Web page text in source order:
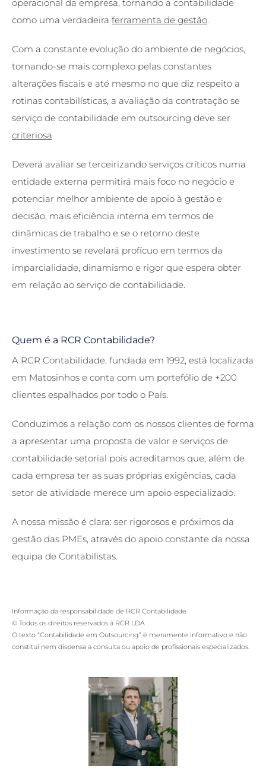
operacional da empresa, tornando a contabilidade
como uma verdadeira ferramenta de gestão.
Com a constante evolução do ambiente de negócios,
tornando-se mais complexo pelas constantes
alterações fiscais e até mesmo no que diz respeito a
rotinas contabilísticas, a avaliação da contratação se
serviço de contabilidade em outsourcing deve ser
criteriosa.
Deverá avaliar se terceirizando serviços críticos numa
entidade externa permitirá mais foco no negócio e
potenciar melhor ambiente de apoio à gestão e
decisão, mais eficiência interna em termos de
dinâmicas de trabalho e se o retorno deste
investimento se revelará profícuo em termos da
imparcialidade, dinamismo e rigor que espera obter
em relação ao serviço de contabilidade.
Quem é a RCR Contabilidade?
A RCR Contabilidade, fundada em 1992, está localizada
em Matosinhos e conta com um portefólio de +200
clientes espalhados por todo o País.
Conduzimos a relação com os nossos clientes de forma
a apresentar uma proposta de valor e serviços de
contabilidade setorial pois acreditamos que, além de
cada empresa ter as suas próprias exigências, cada
setor de atividade merece um apoio especializado.
A nossa missão é clara: ser rigorosos e próximos da
gestão das PMEs, através do apoio constante da nossa
equipa de Contabilistas.
Informação da responsabilidade de RCR Contabilidade
© Todos os direitos reservados à RCR LDA
O texto “Contabilidade em Outsourcing” é meramente informativo e não
constitui nem dispensa a consulta ou apoio de profissionais especializados.